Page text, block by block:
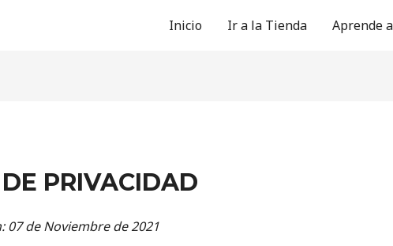
Inicio Ir a la Tienda Aprende
PRIVACIDAD
07 de Noviembre de 2021